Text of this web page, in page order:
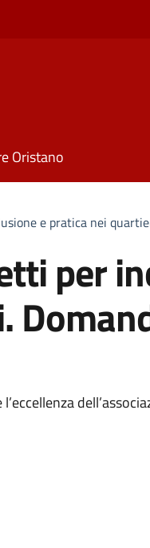
Oristano
e pratica nei
per